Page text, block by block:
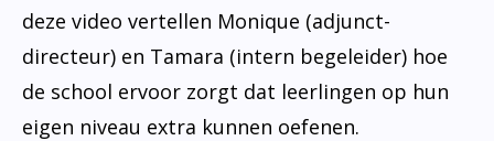
deze video vertellen Monique (adjunct-
directeur) en Tamara (intern begeleider) hoe
de school ervoor zorgt dat leerlingen op hun
eigen niveau extra kunnen oefenen.